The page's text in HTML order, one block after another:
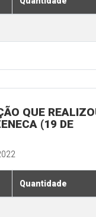
QUE
(19 DE
Quantidade